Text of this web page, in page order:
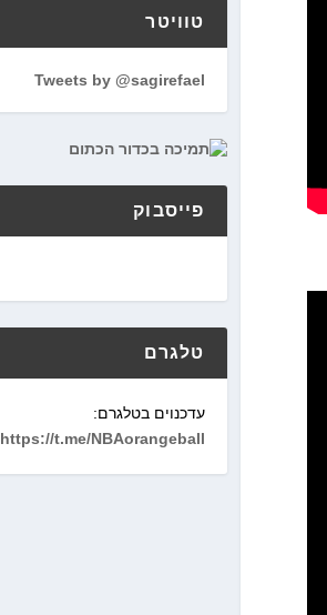
טוויטר
Tweets by @sagirefael
פייסבוק
טלגרם
עדכנוים בטלגרם:
https://t.me/NBAorangeball